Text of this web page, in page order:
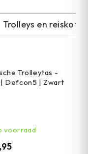
Trolleys en
Trolleytas -
| Defcon5 | Zwart
voorraad